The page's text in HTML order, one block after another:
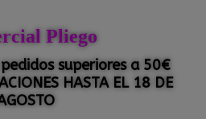
Pliego
superiores a 50€
HASTA EL 18 DE